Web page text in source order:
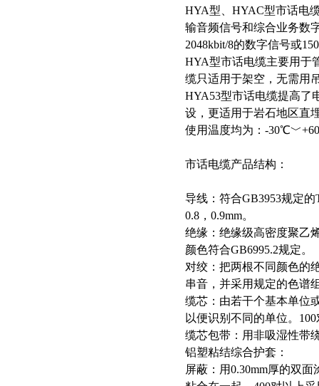
HYA型、HYAC型市话电
输音频信号和综合业务数
2048kbit/8的数字信号或
HYA型市话电缆主要用于
缆只适用于架空，无需用
HYA53型市话电缆提高了
设，更适用于岩石地区直
使用温度均为：-
市话电缆产品结构：
导线：符合GB3953规定
0.8，0.9mm。
绝缘：绝缘级高密度聚乙
颜色符合GB6995.2规定。
对绞：把两根不同颜色的
串音，并采用规定的色谱
缆芯：由若干个基本单位
以便识别不同的单位。
缆芯包带：用非吸湿性带
铝塑粘结综合护套：
屏蔽：用0.30mm厚的双